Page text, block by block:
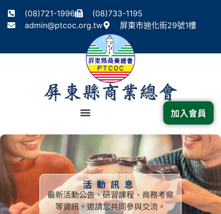
(08)721-1996
(08)733-1195
admin@ptcoc.org.tw
屏東市迪化街29號1樓
加入會員
活動訊息
最新活動公告、研習課程、商務考察
等資訊，邀請您共同參與交流。